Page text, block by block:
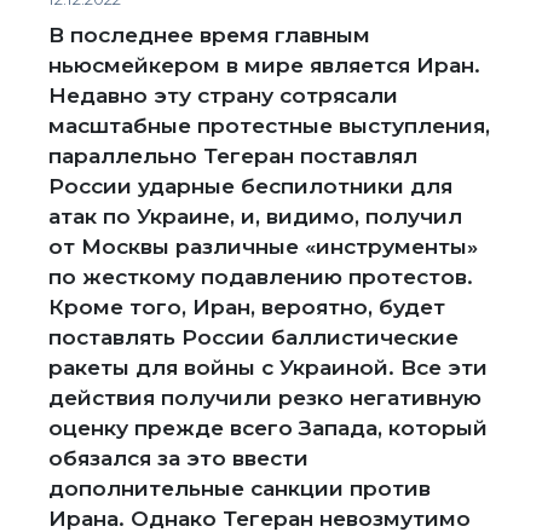
В последнее время главным
ньюсмейкером в мире является Иран.
Недавно эту страну сотрясали
масштабные протестные выступления,
параллельно Тегеран поставлял
России ударные беспилотники для
атак по Украине, и, видимо, получил
от Москвы различные «инструменты»
по жесткому подавлению протестов.
Кроме того, Иран, вероятно, будет
поставлять России баллистические
ракеты для войны с Украиной. Все эти
действия получили резко негативную
оценку прежде всего Запада, который
обязался за это ввести
дополнительные санкции против
Ирана. Однако Тегеран невозмутимо